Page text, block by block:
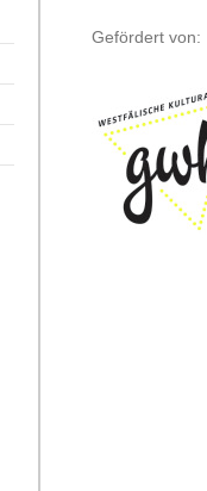
Gefördert von: